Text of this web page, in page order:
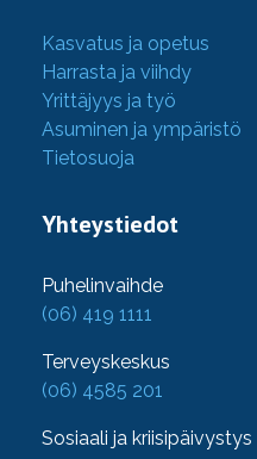
Kasvatus ja opetus
Harrasta ja viihdy
Yrittäjyys ja työ
Asuminen ja ympäristö
Tietosuoja
Yhteystiedot
Puhelinvaihde
(06) 419 1111
Terveyskeskus
(06) 4585 201
Sosiaali ja kriisipäivystys